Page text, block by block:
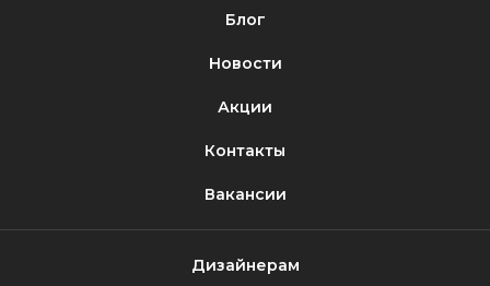
Блог
Новости
Акции
Контакты
Вакансии
Дизайнерам